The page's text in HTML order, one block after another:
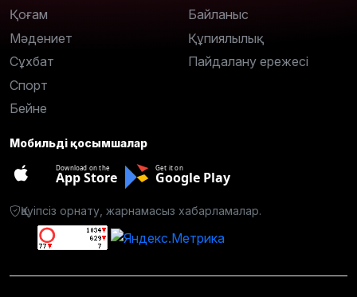
Қоғам
Мәдениет
Сұхбат
Спорт
Бейне
Байланыс
Құпиялылық
Пайдалану ережесі
Мобильді қосымшалар
Download on the
App Store
Get it on
Google Play
Қауіпсіз орнату, жарнамасыз хабарламалар.